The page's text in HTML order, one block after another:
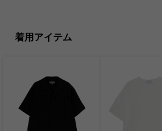
着用アイテム